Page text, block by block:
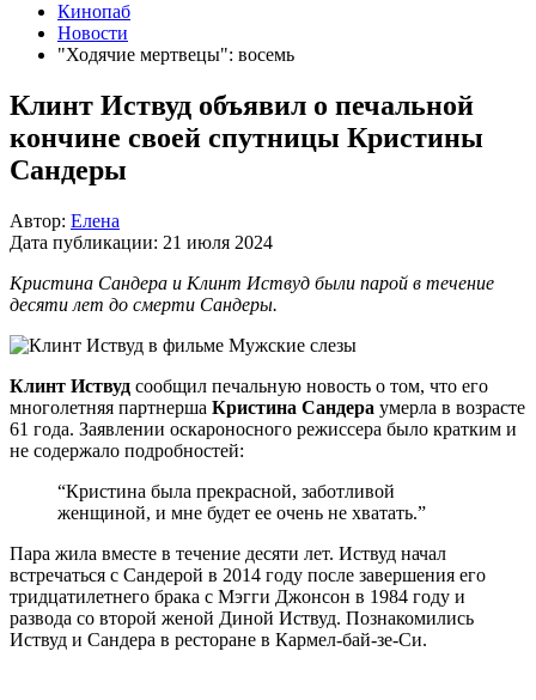
Кинопаб
Новости
"Ходячие мертвецы": восемь
Клинт Иствуд объявил о печальной
кончине своей спутницы Кристины
Сандеры
Автор: Елена
Дата публикации: 21 июля 2024
Кристина Сандера и Клинт Иствуд были парой в течение
десяти лет до смерти Сандеры.
Клинт Иствуд сообщил печальную новость о том, что его
многолетняя партнерша Кристина Сандера умерла в возрасте
61 года. Заявлении оскароносного режиссера было кратким и
не содержало подробностей:
“Кристина была прекрасной, заботливой
женщиной, и мне будет ее очень не хватать.”
Пара жила вместе в течение десяти лет. Иствуд начал
встречаться с Сандерой в 2014 году после завершения его
тридцатилетнего брака с Мэгги Джонсон в 1984 году и
развода со второй женой Диной Иствуд. Познакомились
Иствуд и Сандера в ресторане в Кармел-бай-зе-Си.